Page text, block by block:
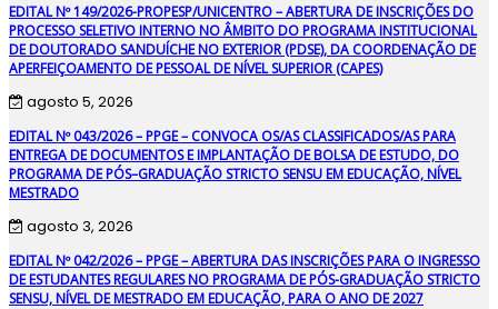
EDITAL Nº 149/2026-PROPESP/UNICENTRO – ABERTURA DE INSCRIÇÕES DO
PROCESSO SELETIVO INTERNO NO ÂMBITO DO PROGRAMA INSTITUCIONAL
DE DOUTORADO SANDUÍCHE NO EXTERIOR (PDSE), DA COORDENAÇÃO DE
APERFEIÇOAMENTO DE PESSOAL DE NÍVEL SUPERIOR (CAPES)
agosto 5, 2026
EDITAL Nº 043/2026 – PPGE – CONVOCA OS/AS CLASSIFICADOS/AS PARA
ENTREGA DE DOCUMENTOS E IMPLANTAÇÃO DE BOLSA DE ESTUDO, DO
PROGRAMA DE PÓS–GRADUAÇÃO STRICTO SENSU EM EDUCAÇÃO, NÍVEL
MESTRADO
agosto 3, 2026
EDITAL Nº 042/2026 – PPGE – ABERTURA DAS INSCRIÇÕES PARA O INGRESSO
DE ESTUDANTES REGULARES NO PROGRAMA DE PÓS-GRADUAÇÃO STRICTO
SENSU, NÍVEL DE MESTRADO EM EDUCAÇÃO, PARA O ANO DE 2027